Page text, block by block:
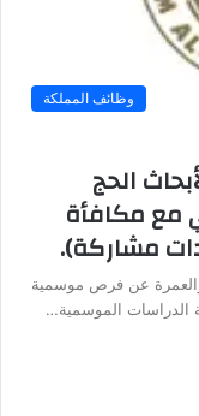
وظائف المملكة
الحج
مع مكافأة
مشاركة).
والعمرة عن فرص موسمية
الدراسات الموسمية…